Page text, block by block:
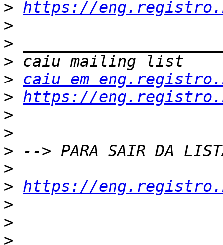
> https://
>
>
>
>
caiu em
> https://
>
>
>
>
> https://
>
>
>